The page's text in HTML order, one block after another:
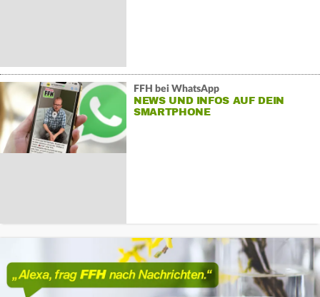
FFH bei WhatsApp
NEWS UND INFOS AUF DEIN
SMARTPHONE